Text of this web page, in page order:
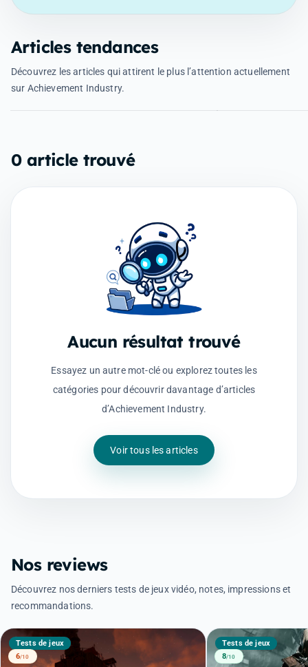
Articles tendances
Découvrez les articles qui attirent le plus l’attention actuellement
sur Achievement Industry.
EA: Andrew Wilson rémunéré
38,65 millions de dollars
nouveautés
0 article trouvé
Aucun résultat trouvé
Essayez un autre mot-clé ou explorez toutes les
catégories pour découvrir davantage d’articles
d’Achievement Industry.
Voir tous les articles
Nos reviews
Découvrez nos derniers tests de jeux vidéo, notes, impressions et
recommandations.
Tests de jeux
6/10
Tests de jeux
8/10